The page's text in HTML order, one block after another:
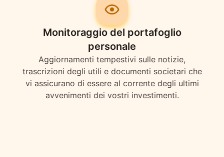
Monitoraggio del portafoglio
personale
Aggiornamenti tempestivi sulle notizie,
trascrizioni degli utili e documenti societari che
vi assicurano di essere al corrente degli ultimi
avvenimenti dei vostri investimenti.